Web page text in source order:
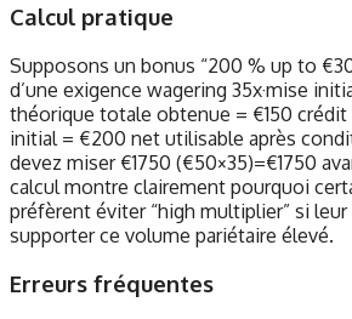
Calcul pratique
Supposons un bonus “200 % up to
d’une exigence wagering 35x·mise
théorique totale obtenue = €150
initial = €200 net utilisable après
devez miser €1750 (€50×35)=€1750
calcul montre clairement pourquoi
préfèrent éviter “high multiplier” si
supporter ce volume pariétaire élevé.​
Erreurs fréquentes